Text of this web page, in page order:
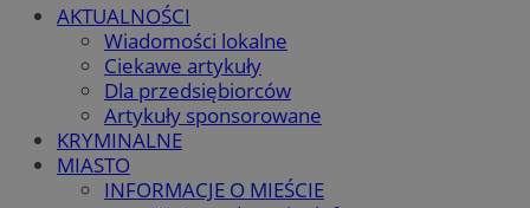
AKTUALNOŚCI
Wiadomości lokalne
Ciekawe artykuły
Dla przedsiębiorców
Artykuły sponsorowane
KRYMINALNE
MIASTO
INFORMACJE O MIEŚCIE